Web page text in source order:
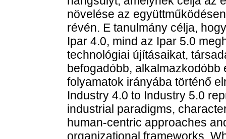
növelése az
révén. E tanulmány célja,
Ipar 4.0, mind az Ipar 5.0
technológiai újításaikat,
befogadóbb,
folyamatok irányába történő
Industry 4.0 to Industry 5.0
industrial paradigms,
human-centric approaches
organizational frameworks.